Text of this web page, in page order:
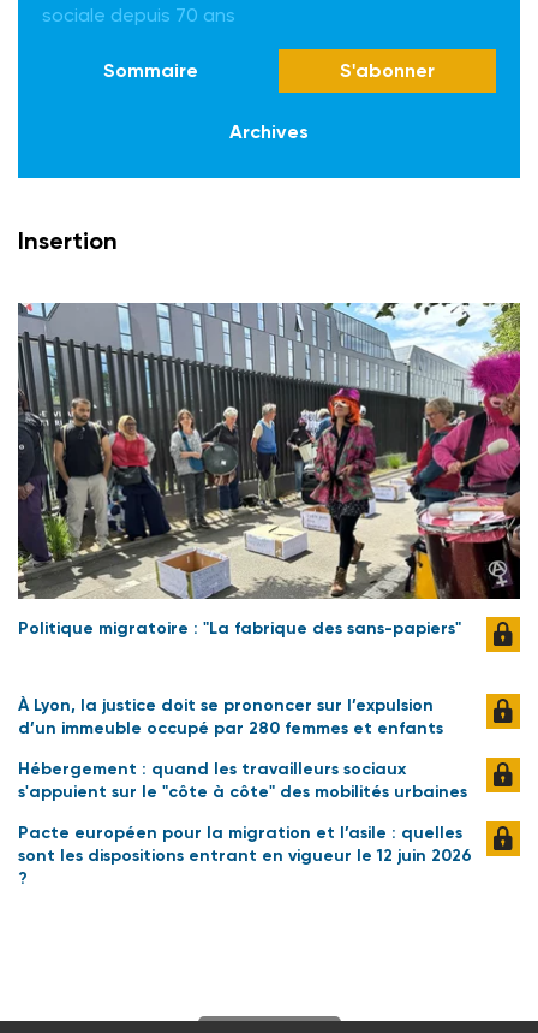
sociale depuis 70 ans
Sommaire S'abonner
Archives
Insertion
Politique migratoire : "La fabrique des sans-papiers"
À Lyon, la justice doit se prononcer sur l’expulsion
d’un immeuble occupé par 280 femmes et enfants
Hébergement : quand les travailleurs sociaux
s'appuient sur le "côte à côte" des mobilités urbaines
Pacte européen pour la migration et l’asile : quelles
sont les dispositions entrant en vigueur le 12 juin 2026
?